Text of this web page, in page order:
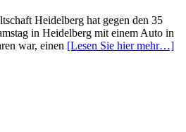
Heidelberg hat gegen den 35
in Heidelberg mit einem Auto in
war, einen [Lesen Sie hier mehr…]